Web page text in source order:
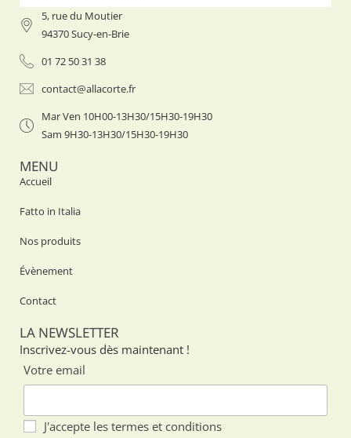
5, rue du Moutier
94370 Sucy-en-Brie
01 72 50 31 38
contact@allacorte.fr
Mar Ven 10H00-13H30/15H30-19H30
Sam 9H30-13H30/15H30-19H30
MENU
Accueil
Fatto in Italia
Nos produits
Évènement
Contact
LA NEWSLETTER
Inscrivez-vous dès maintenant !
Votre email
J'accepte les termes et conditions